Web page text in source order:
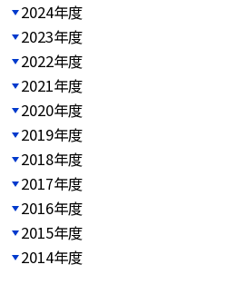
2024年度
2023年度
2022年度
2021年度
2020年度
2019年度
2018年度
2017年度
2016年度
2015年度
2014年度